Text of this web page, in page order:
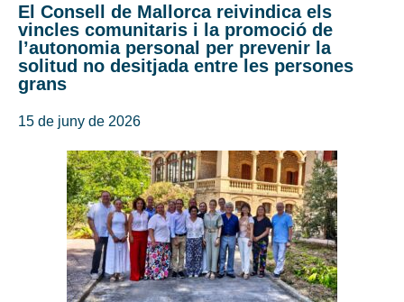
El Consell de Mallorca reivindica els
vincles comunitaris i la promoció de
l’autonomia personal per prevenir la
solitud no desitjada entre les persones
grans
15 de juny de 2026